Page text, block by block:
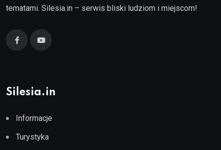
tematami. Silesia.in – serwis bliski ludziom i miejscom!
Silesia.in
Informacje
Turystyka